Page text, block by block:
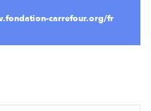
carrefour.org/fr